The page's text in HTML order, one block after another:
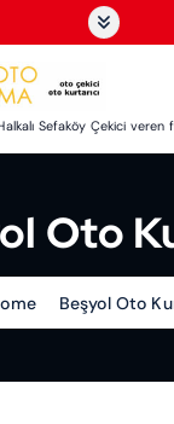
Sefaköy Çekici veren
Oto
Beşyol Oto